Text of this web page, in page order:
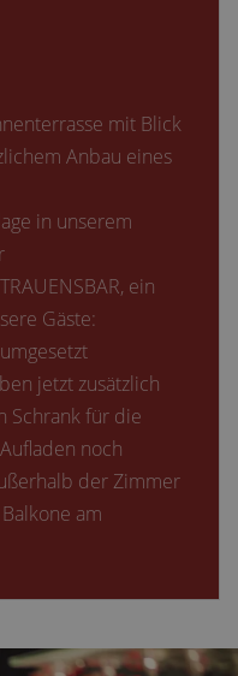
mit Blick
Anbau eines
in unserem
ein
Gäste:
jetzt zusätzlich
Schrank für die
noch
der Zimmer
am